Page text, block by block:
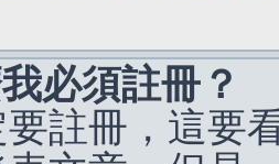
必須註冊？
註冊，這要